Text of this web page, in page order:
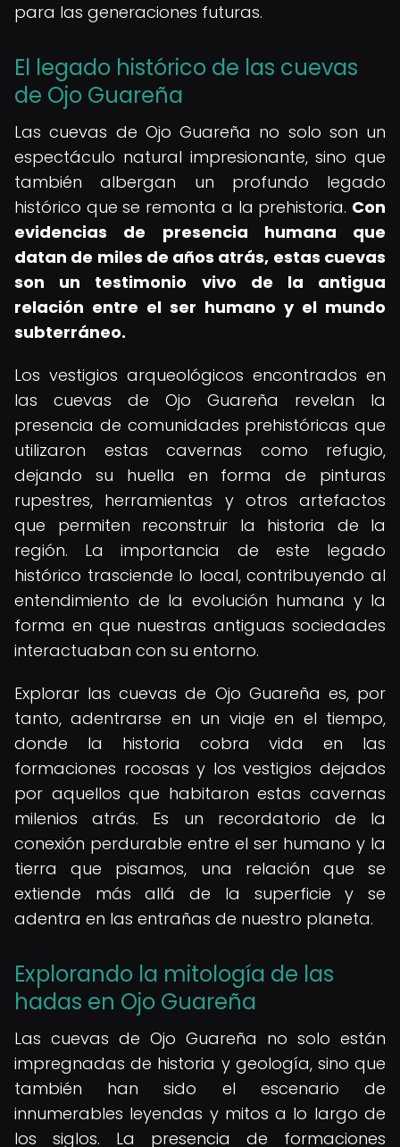
para las generaciones futuras.
El legado histórico de las cuevas
de Ojo Guareña
Las cuevas de Ojo Guareña no solo son un
espectáculo natural impresionante, sino que
también albergan un profundo legado
histórico que se remonta a la prehistoria. Con
evidencias de presencia humana que
datan de miles de años atrás, estas cuevas
son un testimonio vivo de la antigua
relación entre el ser humano y el mundo
subterráneo.
Los vestigios arqueológicos encontrados en
las cuevas de Ojo Guareña revelan la
presencia de comunidades prehistóricas que
utilizaron estas cavernas como refugio,
dejando su huella en forma de pinturas
rupestres, herramientas y otros artefactos
que permiten reconstruir la historia de la
región. La importancia de este legado
histórico trasciende lo local, contribuyendo al
entendimiento de la evolución humana y la
forma en que nuestras antiguas sociedades
interactuaban con su entorno.
Explorar las cuevas de Ojo Guareña es, por
tanto, adentrarse en un viaje en el tiempo,
donde la historia cobra vida en las
formaciones rocosas y los vestigios dejados
por aquellos que habitaron estas cavernas
milenios atrás. Es un recordatorio de la
conexión perdurable entre el ser humano y la
tierra que pisamos, una relación que se
extiende más allá de la superficie y se
adentra en las entrañas de nuestro planeta.
Explorando la mitología de las
hadas en Ojo Guareña
Las cuevas de Ojo Guareña no solo están
impregnadas de historia y geología, sino que
también han sido el escenario de
innumerables leyendas y mitos a lo largo de
los siglos. La presencia de formaciones